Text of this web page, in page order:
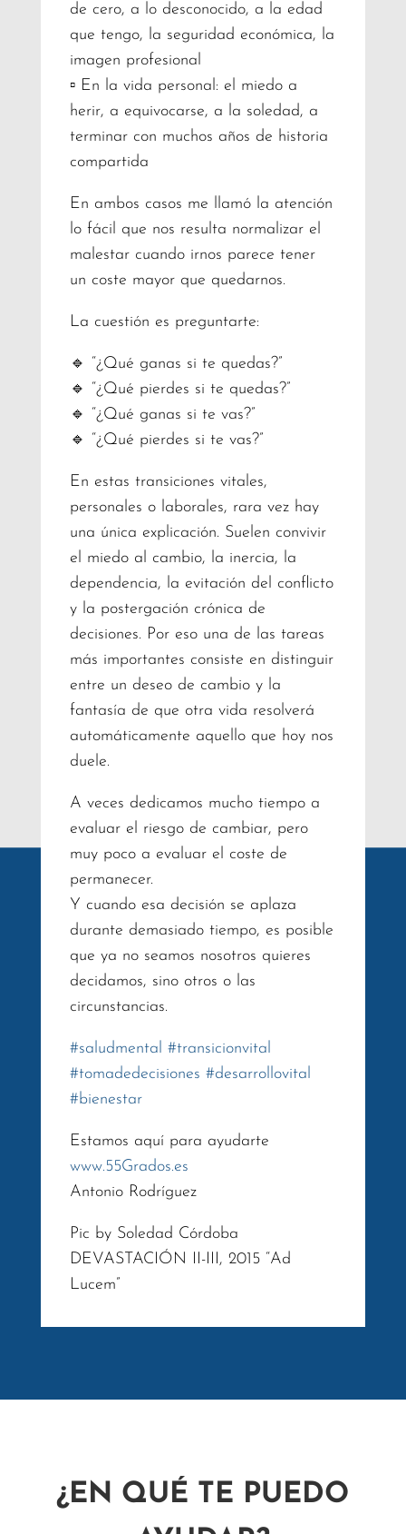
de cero, a lo desconocido, a la edad
que tengo, la seguridad económica, la
imagen profesional
▫️ En la vida personal: el miedo a
herir, a equivocarse, a la soledad, a
terminar con muchos años de historia
compartida
En ambos casos me llamó la atención
lo fácil que nos resulta normalizar el
malestar cuando irnos parece tener
un coste mayor que quedarnos.
La cuestión es preguntarte:
🔹 “¿Qué ganas si te quedas?”
🔹 “¿Qué pierdes si te quedas?”
🔹 “¿Qué ganas si te vas?”
🔹 “¿Qué pierdes si te vas?”
En estas transiciones vitales,
personales o laborales, rara vez hay
una única explicación. Suelen convivir
el miedo al cambio, la inercia, la
dependencia, la evitación del conflicto
y la postergación crónica de
decisiones. Por eso una de las tareas
más importantes consiste en distinguir
entre un deseo de cambio y la
fantasía de que otra vida resolverá
automáticamente aquello que hoy nos
duele.
A veces dedicamos mucho tiempo a
evaluar el riesgo de cambiar, pero
muy poco a evaluar el coste de
permanecer.
Y cuando esa decisión se aplaza
durante demasiado tiempo, es posible
que ya no seamos nosotros quieres
decidamos, sino otros o las
circunstancias.
#saludmental #transicionvital
#tomadedecisiones #desarrollovital
#bienestar
Estamos aquí para ayudarte
www.55Grados.es
Antonio Rodríguez
Pic by Soledad Córdoba
DEVASTACIÓN II-III, 2015 “Ad
Lucem”
¿EN QUÉ TE PUEDO